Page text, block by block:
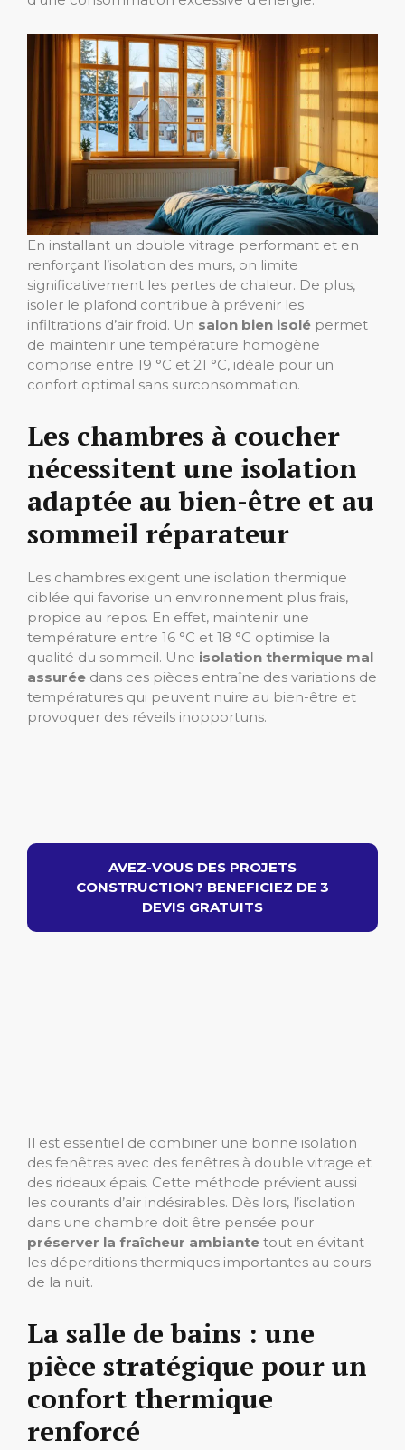
En installant un double vitrage performant et en
renforçant l’isolation des murs, on limite
significativement les pertes de chaleur. De plus,
isoler le plafond contribue à prévenir les
infiltrations d’air froid. Un salon bien isolé permet
de maintenir une température homogène
comprise entre 19 °C et 21 °C, idéale pour un
confort optimal sans surconsommation.
Les chambres à coucher
nécessitent une isolation
adaptée au bien-être et au
sommeil réparateur
Les chambres exigent une isolation thermique
ciblée qui favorise un environnement plus frais,
propice au repos. En effet, maintenir une
température entre 16 °C et 18 °C optimise la
qualité du sommeil. Une isolation thermique mal
assurée dans ces pièces entraîne des variations de
températures qui peuvent nuire au bien-être et
provoquer des réveils inopportuns.
AVEZ-VOUS DES PROJETS
CONSTRUCTION? BENEFICIEZ DE 3
DEVIS GRATUITS
Il est essentiel de combiner une bonne isolation
des fenêtres avec des fenêtres à double vitrage et
des rideaux épais. Cette méthode prévient aussi
les courants d’air indésirables. Dès lors, l’isolation
dans une chambre doit être pensée pour
préserver la fraîcheur ambiante tout en évitant
les déperditions thermiques importantes au cours
de la nuit.
La salle de bains : une
pièce stratégique pour un
confort thermique
renforcé